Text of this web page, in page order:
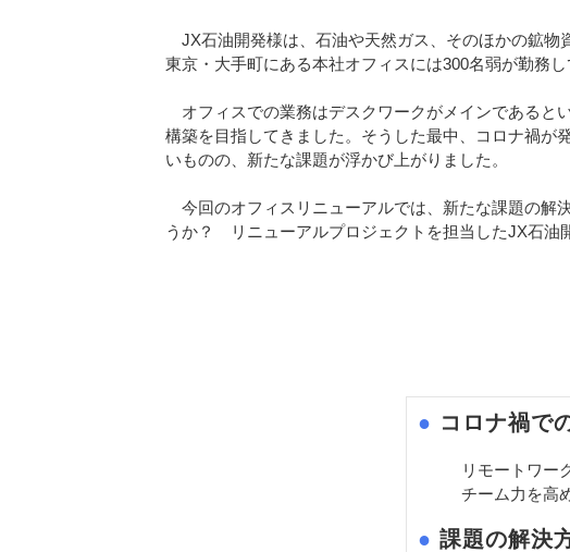
JX石油開発様は、石油や天然ガス、そのほかの鉱物
東京・大手町にある本社オフィスには300名弱が勤務し
オフィスでの業務はデスクワークがメインであると
構築を目指してきました。そうした最中、コロナ禍が
いものの、新たな課題が浮かび上がりました。
今回のオフィスリニューアルでは、新たな課題の解
うか？ リニューアルプロジェクトを担当したJX石油
● コロナ禍で
リモートワー
チーム力を高
● 課題の解決